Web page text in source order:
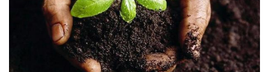
Capacitación
Seccionales